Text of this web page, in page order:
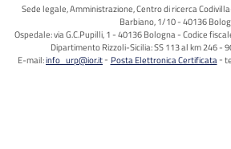
Sede legale, Amministrazione, Centro di ricerca
Barbiano, 1/10 - 40136
Ospedale: via G.C.Pupilli, 1 - 40136 Bologna - Codice
Dipartimento Rizzoli-Sicilia: SS 113 al km 246 -
E-mail:info_urp@ior.it Posta Elettronica Certificata